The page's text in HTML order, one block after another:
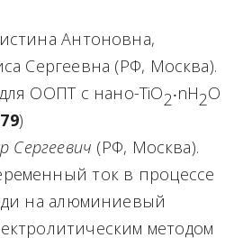
Антоновна,
Сергеевна (РФ, Москва).
ООПТ с нано-TiO2‧nH2O
)
Сергеевич (РФ, Москва).
ток в процессе
на алюминиевый
методом